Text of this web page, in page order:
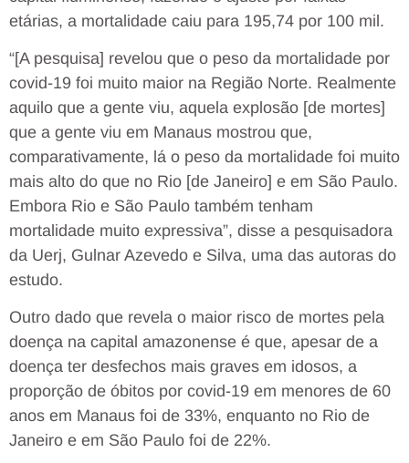
etárias, a mortalidade caiu para 195,74 por 100 mil.
“[A pesquisa] revelou que o peso da mortalidade por
covid-19 foi muito maior na Região Norte. Realmente
aquilo que a gente viu, aquela explosão [de mortes]
que a gente viu em Manaus mostrou que,
comparativamente, lá o peso da mortalidade foi muito
mais alto do que no Rio [de Janeiro] e em São Paulo.
Embora Rio e São Paulo também tenham
mortalidade muito expressiva”, disse a pesquisadora
da Uerj, Gulnar Azevedo e Silva, uma das autoras do
estudo.
Outro dado que revela o maior risco de mortes pela
doença na capital amazonense é que, apesar de a
doença ter desfechos mais graves em idosos, a
proporção de óbitos por covid-19 em menores de 60
anos em Manaus foi de 33%, enquanto no Rio de
Janeiro e em São Paulo foi de 22%.